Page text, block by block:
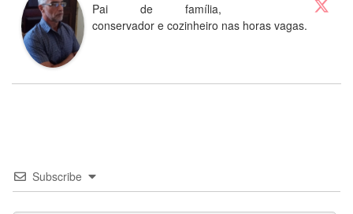
Pai de família,
conservador e cozinheiro nas horas vagas.
Subscribe